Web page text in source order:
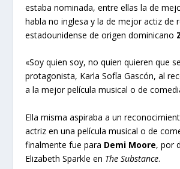
estaba nominada, entre ellas la de
habla no inglesa y la de mejor actiz de
estadounidense de origen dominicano
«Soy quien soy, no quien quieren que
protagonista, Karla Sofía Gascón, al
a la mejor película musical o de
Ella misma aspiraba a un
actriz en una película musical o de
finalmente fue para Demi Moore, por
Elizabeth Sparkle en The Substance.